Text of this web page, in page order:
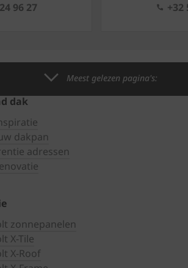
96 27 +32
Meest gelezen pagina's:
dak
dakpan
adressen
zonnepanelen
X-Tile
X-Roof